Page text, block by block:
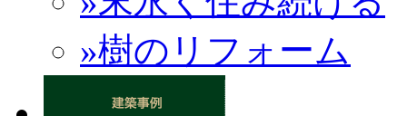
»樹のリフォーム